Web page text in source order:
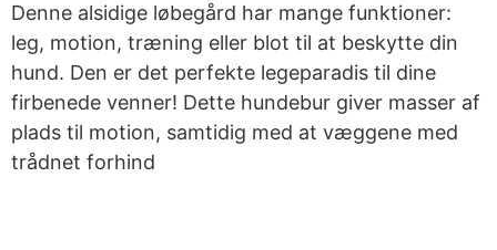
Denne alsidige løbegård har mange funktioner:
leg, motion, træning eller blot til at beskytte din
hund. Den er det perfekte legeparadis til dine
firbenede venner! Dette hundebur giver masser af
plads til motion, samtidig med at væggene med
trådnet forhind